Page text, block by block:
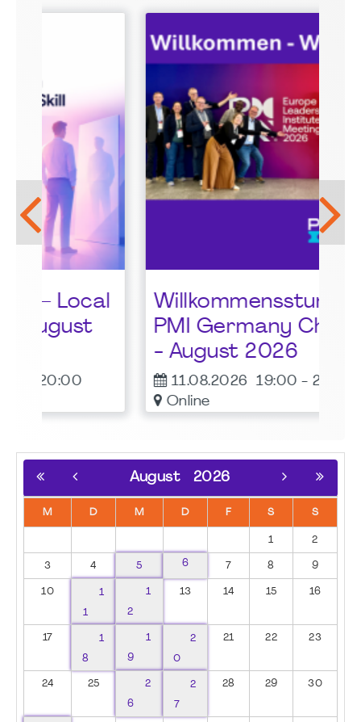
Willkommensstunde -
PMI Germany Chapter
- August 2026
11.08.2026 19:00- 20:00
August 2026
M D M D F S S
1 2
3 4 5 6 7 8 9
10
1
1
1
2
13 14 15 16
17
1
8
1
9
2
0
21 22 23
24 25
2
6
2
7
28 29 30